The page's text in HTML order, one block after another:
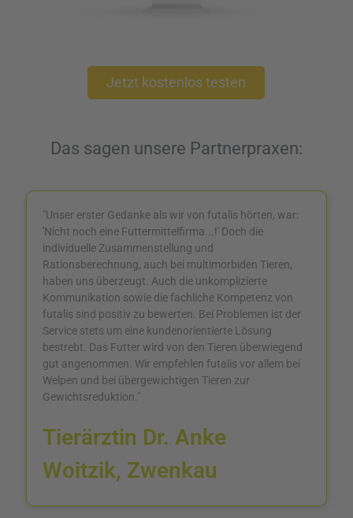
Jetzt kostenlos testen
Das sagen unsere Partnerpraxen:
"Unser erster Gedanke als wir von futalis hörten, war:
'Nicht noch eine Futtermittelfirma...!' Doch die
individuelle Zusammenstellung und
Rationsberechnung, auch bei multimorbiden Tieren,
haben uns überzeugt. Auch die unkomplizierte
Kommunikation sowie die fachliche Kompetenz von
futalis sind positiv zu bewerten. Bei Problemen ist der
Service stets um eine kundenorientierte Lösung
bestrebt. Das Futter wird von den Tieren überwiegend
gut angenommen. Wir empfehlen futalis vor allem bei
Welpen und bei übergewichtigen Tieren zur
Gewichtsreduktion."
Tierärztin Dr. Anke
Woitzik, Zwenkau